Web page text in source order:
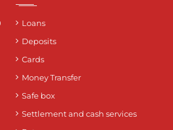
Loans
Deposits
Cards
Money Transfer
Safe box
Settlement and cash services